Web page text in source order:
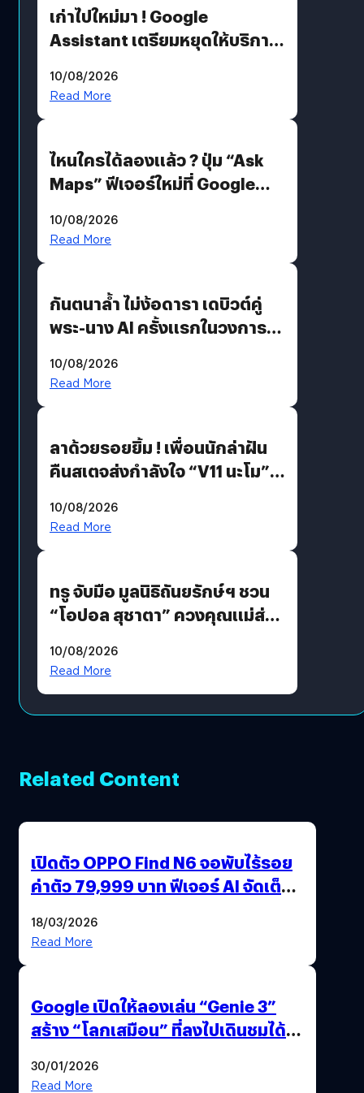
เก่าไปใหม่มา ! Google
Assistant เตรียมหยุดให้บริการ
แทน
10/08/2026
Read More
ไหนใครได้ลองแล้ว ? ปุ่ม “Ask
Maps” ฟีเจอร์ใหม่ที่ Google
คุยกับแผนที่ได้แล้ว
10/08/2026
Read More
กันตนาล้ำ ไม่ง้อดารา เดบิวต์คู่
พระ-นาง AI ครั้งแรกในวงการ
10/08/2026
Read More
ลาด้วยรอยยิ้ม ! เพื่อนนักล่าฝัน
คืนสเตจส่งกำลังใจ “V11 นะโม”
รักแน่นฮอลล์
10/08/2026
Read More
ทรู จับมือ มูลนิธิถันยรักษ์ฯ ชวน
“โอปอล สุชาตา” ควงคุณแม่ส่ง
เติมเต็มความหมายวันแม่ปีนี้
10/08/2026
Read More
Related Content
เปิดตัว OPPO Find N6 จอพับไร้รอย
ค่าตัว 79,999 บาท ฟีเจอร์ AI จัดเต็ม
18/03/2026
Read More
Google เปิดให้ลองเล่น “Genie 3”
สร้าง “โลกเสมือน” ที่ลงไปเดินชมได้
30/01/2026
Read More